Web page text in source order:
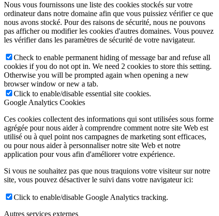
Nous vous fournissons une liste des cookies stockés sur votre
ordinateur dans notre domaine afin que vous puissiez vérifier ce que
nous avons stocké. Pour des raisons de sécurité, nous ne pouvons
pas afficher ou modifier les cookies d'autres domaines. Vous pouvez
les vérifier dans les paramètres de sécurité de votre navigateur.
Check to enable permanent hiding of message bar and refuse all
cookies if you do not opt in. We need 2 cookies to store this setting.
Otherwise you will be prompted again when opening a new
browser window or new a tab.
Click to enable/disable essential site cookies.
Google Analytics Cookies
Ces cookies collectent des informations qui sont utilisées sous forme
agrégée pour nous aider à comprendre comment notre site Web est
utilisé ou à quel point nos campagnes de marketing sont efficaces,
ou pour nous aider à personnaliser notre site Web et notre
application pour vous afin d'améliorer votre expérience.
Si vous ne souhaitez pas que nous traquions votre visiteur sur notre
site, vous pouvez désactiver le suivi dans votre navigateur ici:
Click to enable/disable Google Analytics tracking.
Autres services externes